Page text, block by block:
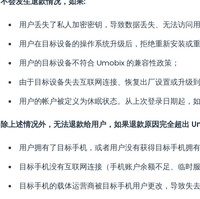
用户丢失了私人加密密钥，导致数据丢失、无法访问
用户在目标设备的操作系统升级后，拒绝重新安装或
用户的目标设备不符合 Umobix 的兼容性政策；
由于目标设备失去互联网连接、恢复出厂设置或升级
用户的帐户被定义为休眠状态。从上次登录日期起，
除上述情况外，无法退款给用户，如果退款原因完全超出
用户拥有了目标手机，或者用户没有获得目标手机拥
目标手机没有互联网连接（手机账户余额不足、临时
目标手机的载体运营商被目标手机用户更改，导致失